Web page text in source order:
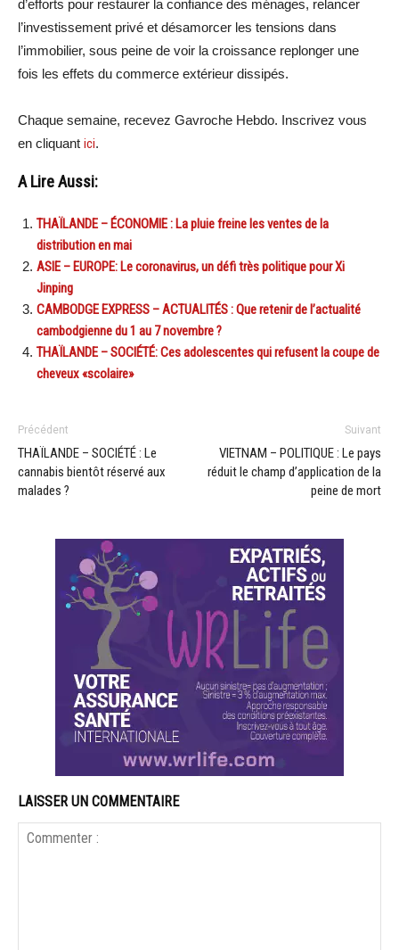
d’efforts pour restaurer la confiance des ménages, relancer
l’investissement privé et désamorcer les tensions dans
l’immobilier, sous peine de voir la croissance replonger une
fois les effets du commerce extérieur dissipés.
Chaque semaine, recevez Gavroche Hebdo. Inscrivez vous
en cliquant ici.
A Lire Aussi:
THAÏLANDE – ÉCONOMIE : La pluie freine les ventes de la
distribution en mai
ASIE – EUROPE: Le coronavirus, un défi très politique pour Xi
Jinping
CAMBODGE EXPRESS – ACTUALITÉS : Que retenir de l’actualité
cambodgienne du 1 au 7 novembre ?
THAÏLANDE – SOCIÉTÉ: Ces adolescentes qui refusent la coupe de
cheveux «scolaire»
Précédent
THAÏLANDE – SOCIÉTÉ : Le
cannabis bientôt réservé aux
malades ?
Suivant
VIETNAM – POLITIQUE : Le pays
réduit le champ d’application de la
peine de mort
LAISSER UN COMMENTAIRE